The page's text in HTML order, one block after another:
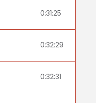
0:31:25
0:32:29
0:32:31